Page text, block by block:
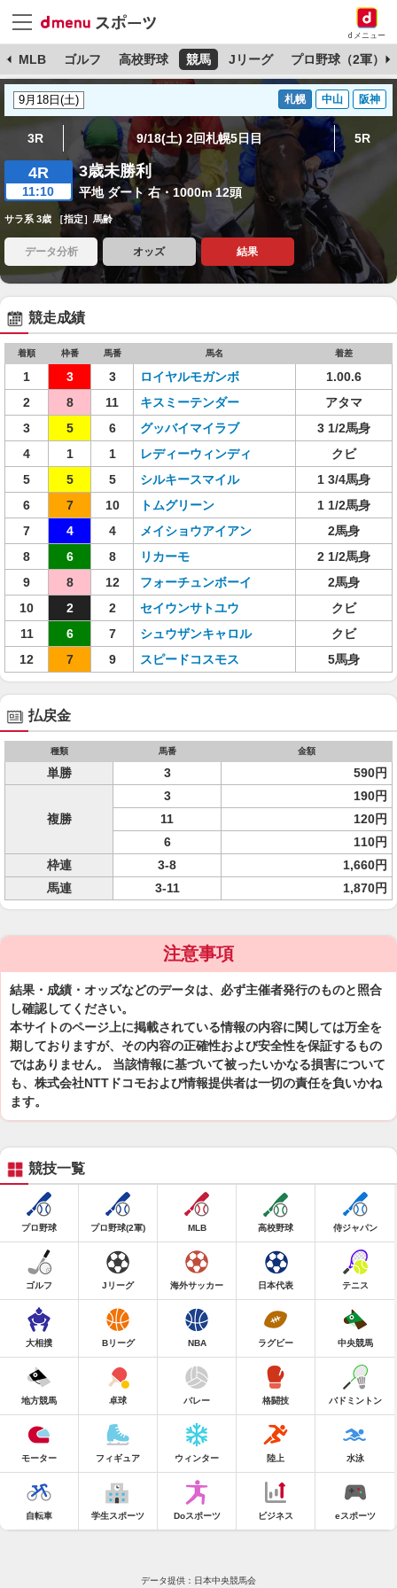
dメニュー
MLB ゴルフ 高校野球 競馬 Jリーグ プロ野球（2軍）
札幌 中山 阪神
3R 9/18(土) 2回札幌5日目 5R
4R
11:10
3歳未勝利
平地 ダート 右・1000m 12頭
サラ系 3歳 ［指定］馬齢
データ分析 オッズ 結果
競走成績
着順 枠番 馬番 馬名 着差
1 3 3 ロイヤルモガンボ
1.00.6
2
8 11 キスミーテンダー
アタマ
3
5 6 グッバイマイラブ
3 1/2馬身
4
1 1 レディーウィンディ
クビ
5
5 5 シルキースマイル
1 3/4馬身
6
7 10 トムグリーン
1 1/2馬身
7
4 4 メイショウアイアン
2馬身
8
6 8 リカーモ
2 1/2馬身
9
8 12 フォーチュンボーイ
2馬身
10
2 2 セイウンサトユウ
クビ
11
6 7 シュウザンキャロル
クビ
12
7 9 スピードコスモス 5馬身
払戻金
種類 馬番 金額
単勝 3 590円
複勝
3
190円
11
120円
6
110円
枠連
3-8
1,660円
馬連
3-11 1,870円
注意事項
結果・成績・オッズなどのデータは、必ず主催者発行のものと照合
し確認してください。
本サイトのページ上に掲載されている情報の内容に関しては万全を
期しておりますが、その内容の正確性および安全性を保証するもの
ではありません。 当該情報に基づいて被ったいかなる損害について
も、株式会社NTTドコモおよび情報提供者は一切の責任を負いかね
ます。
競技一覧
プロ野球 プロ野球(2軍) MLB 高校野球 侍ジャパン
ゴルフ Jリーグ 海外サッカー 日本代表 テニス
大相撲 Bリーグ NBA ラグビー 中央競馬
地方競馬 卓球 バレー 格闘技 バドミントン
モーター フィギュア ウィンター 陸上 水泳
自転車 学生スポーツ Doスポーツ ビジネス eスポーツ
データ提供：日本中央競馬会